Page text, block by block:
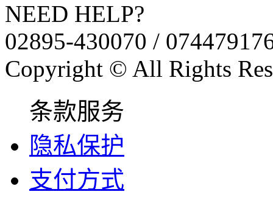
NEED HELP?
02895-430070 /
Copyright © All Rights
条款服务
隐私保护
支付方式